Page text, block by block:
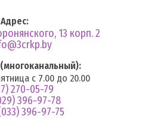
Адрес:
13 корп. 2
с 7.00 до 20.00
270-05-79
396-97-78
396-97-75